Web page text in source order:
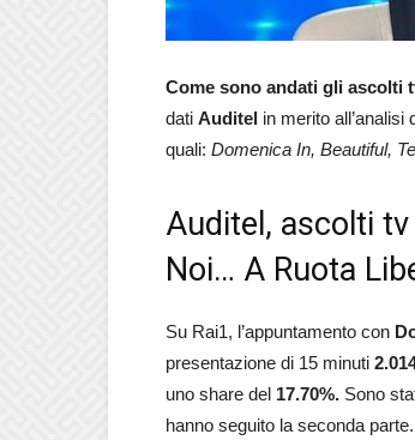
Come sono andati gli ascolti
dati Auditel in merito
quali: Domenica In, Beautiful,
Auditel, ascolti
Noi… A Ruota
Su Rai1, l’appuntamento con
presentazione di 15 minuti
uno share del 17.70%. Sono
hanno seguito la seconda parte.